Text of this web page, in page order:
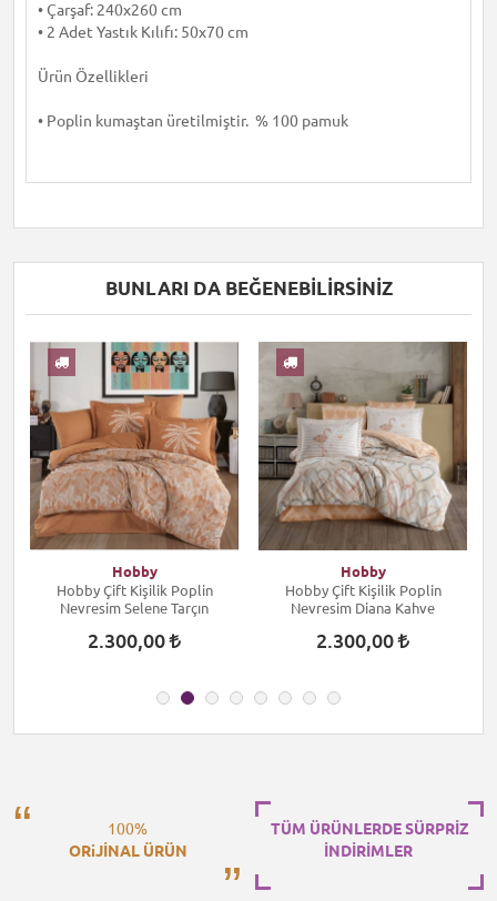
• Çarşaf: 240x260 cm
• 2 Adet Yastık Kılıfı: 50x70 cm
Ürün Özellikleri
• Poplin kumaştan üretilmiştir. % 100 pamuk
BUNLARI DA BEĞENEBILIRSINIZ
Hobby
Hobby Çift Kişilik Poplin
Nevresim Selene Tarçın
2.300,00
Hobby
Hobby Çift Kişilik Poplin
Nevresim Diana Kahve
2.300,00
100%
ORiJİNAL ÜRÜN
TÜM ÜRÜNLERDE SÜRPRİZ
İNDİRİMLER